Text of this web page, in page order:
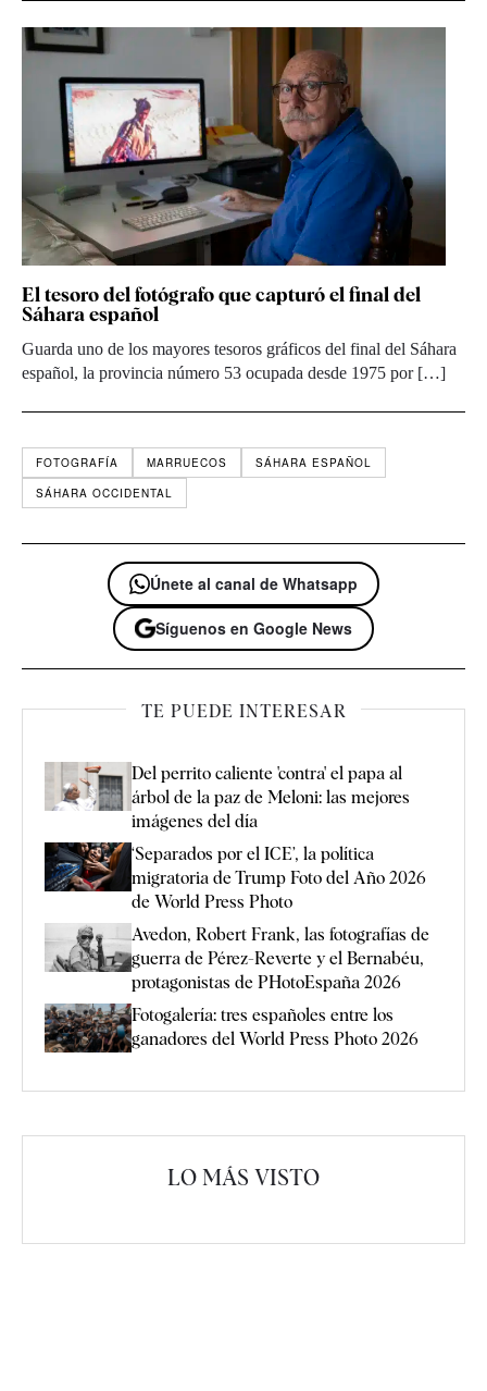
El tesoro del fotógrafo que capturó el final del
Sáhara español
Guarda uno de los mayores tesoros gráficos del final del Sáhara
español, la provincia número 53 ocupada desde 1975 por […]
FOTOGRAFÍA MARRUECOS
SÁHARA ESPAÑOL
SÁHARA OCCIDENTAL
Únete al canal de Whatsapp
Síguenos en Google News
TE PUEDE INTERESAR
Del perrito caliente 'contra' el papa al
árbol de la paz de Meloni: las mejores
imágenes del día
‘Separados por el ICE’, la política
migratoria de Trump Foto del Año 2026
de World Press Photo
Avedon, Robert Frank, las fotografías de
guerra de Pérez-Reverte y el Bernabéu,
protagonistas de PHotoEspaña 2026
Fotogalería: tres españoles entre los
ganadores del World Press Photo 2026
LO MÁS VISTO